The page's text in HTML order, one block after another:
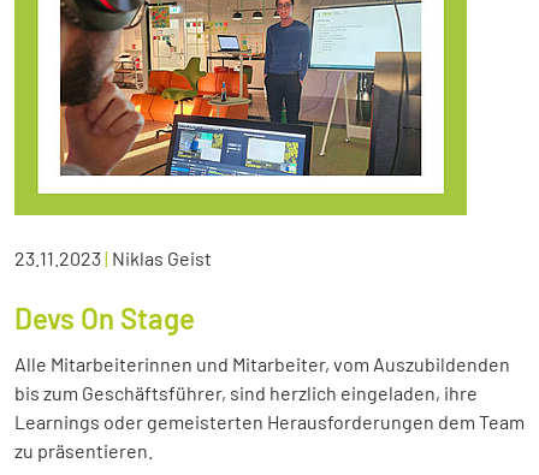
23.11.2023| Niklas Geist
Devs On Stage
Alle Mitarbeiterinnen und Mitarbeiter, vom Auszubildenden
bis zum Geschäftsführer, sind herzlich eingeladen, ihre
Learnings oder gemeisterten Herausforderungen dem Team
zu präsentieren.